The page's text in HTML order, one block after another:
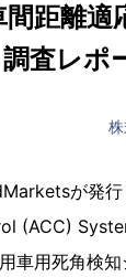
距離
査レポ
が発
(ACC)
用死角検知